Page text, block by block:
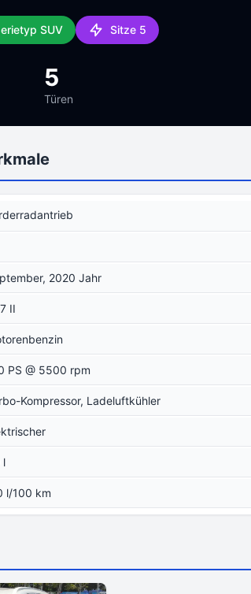
SUV Sitze 5
5
Türen
2020 Jahr
II
PS @ 5500 rpm
Kompressor, Ladeluftkühler
l
l/100 km